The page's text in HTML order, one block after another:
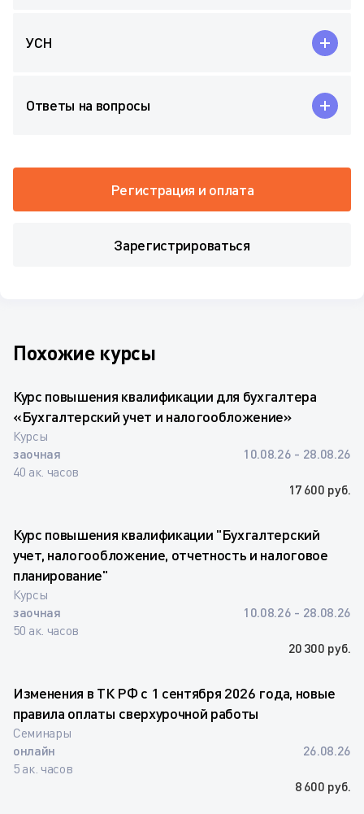
УСН
Ответы на вопросы
Регистрация и оплата
Зарегистрироваться
Похожие курсы
Курс повышения квалификации для бухгалтера
«Бухгалтерский учет и налогообложение»
Курсы
заочная
40 ак. часов
10.08.26 - 28.08.26
17 600 руб.
Курс повышения квалификации "Бухгалтерский
учет, налогообложение, отчетность и налоговое
планирование"
Курсы
заочная
50 ак. часов
10.08.26 - 28.08.26
20 300 руб.
Изменения в ТК РФ с 1 сентября 2026 года, новые
правила оплаты сверхурочной работы
Семинары
онлайн
5 ак. часов
26.08.26
8 600 руб.